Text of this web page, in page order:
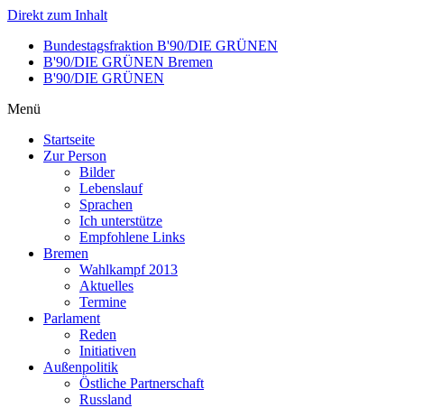
Direkt zum Inhalt
Bundestagsfraktion B'90/DIE GRÜNEN
B'90/DIE GRÜNEN Bremen
B'90/DIE GRÜNEN
Menü
Startseite
Zur Person
Bilder
Lebenslauf
Sprachen
Ich unterstütze
Empfohlene Links
Bremen
Wahlkampf 2013
Aktuelles
Termine
Parlament
Reden
Initiativen
Außenpolitik
Östliche Partnerschaft
Russland